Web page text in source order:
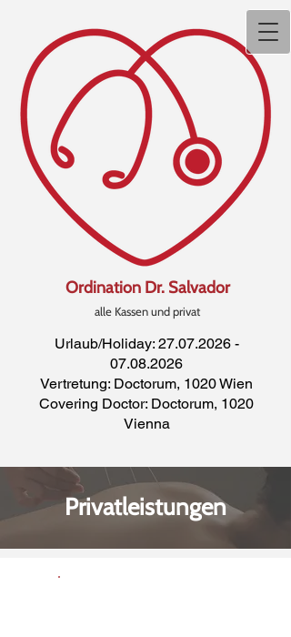
Ordination Dr. Salvador
alle Kassen und privat
Urlaub/Holiday: 27.07.2026 -
07.08.2026
Vertretung: Doctorum, 1020 Wien
Covering Doctor: Doctorum, 1020
Vienna
Privatleistungen